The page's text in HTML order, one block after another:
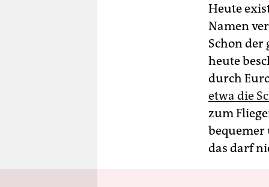
Heute
Namen
Schon der
heute
durch
etwa die
zum
bequemer
das darf